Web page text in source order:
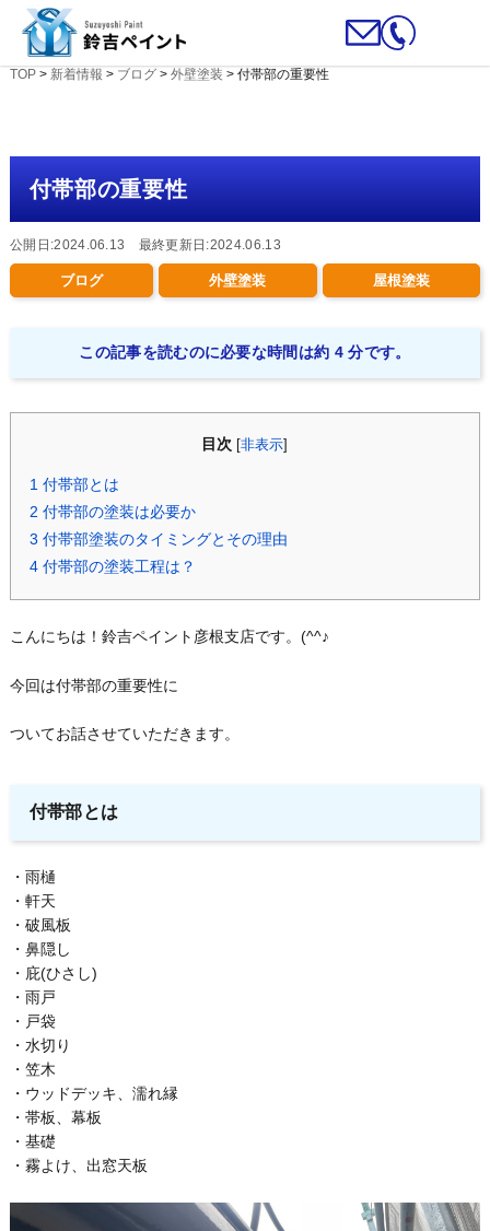
TOP> 新着情報 > ブログ> 外壁塗装 > 付帯部の重要性
付帯部の重要性
公開日:2024.06.13 最終更新日:2024.06.13
ブログ 外壁塗装 屋根塗装
この記事を読むのに必要な時間は約 4 分です。
目次 [非表示
1 付帯部とは
2 付帯部の塗装は必要か
3 付帯部塗装のタイミングとその理由
4付帯部の塗装工程は？
こんにちは！鈴吉ペイント彦根支店です。(^^♪
今回は付帯部の重要性に
ついてお話させていただきます。
付帯部とは
・雨樋
・軒天
・破風板
・鼻隠し
・庇(ひさし)
・雨戸
・戸袋
・水切り
・笠木
・ウッドデッキ、濡れ縁
・帯板、幕板
・基礎
・霧よけ、出窓天板